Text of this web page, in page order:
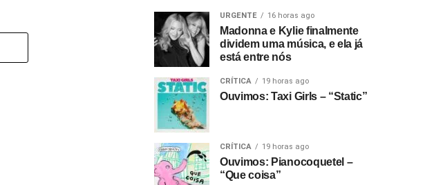
URGENTE 16 horas ago
Madonna e Kylie finalmente
dividem uma música, e ela já
está entre nós
CRÍTICA 19 horas ago
Ouvimos: Taxi Girls – “Static”
CRÍTICA 19 horas ago
Ouvimos: Pianocoquetel –
“Que coisa”